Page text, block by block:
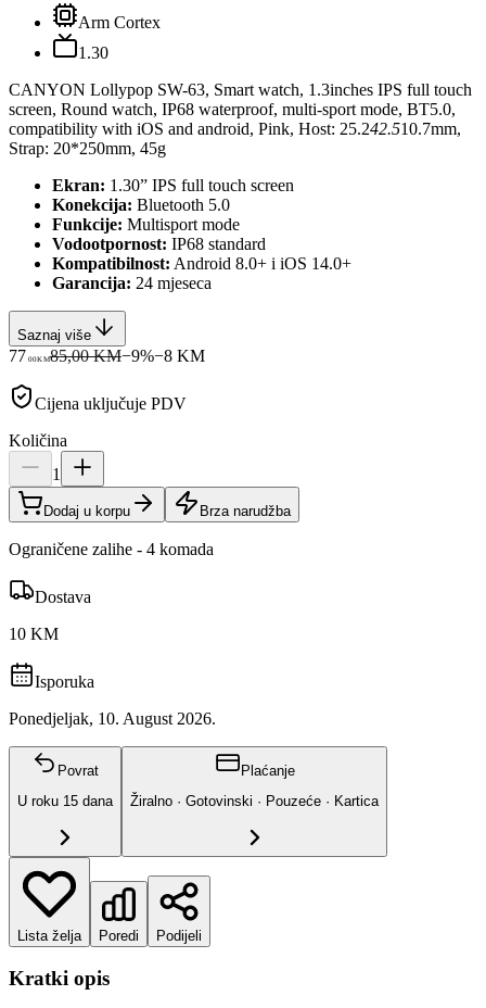
Arm Cortex
1.30
CANYON Lollypop SW-63, Smart watch, 1.3inches IPS full touch
screen, Round watch, IP68 waterproof, multi-sport mode, BT5.0,
compatibility with iOS and android, Pink, Host: 25.242.510.7mm,
Strap: 20*250mm, 45g
Ekran: 1.30” IPS full touch screen
Konekcija: Bluetooth 5.0
Funkcije: Multisport mode
Vodootpornost: IP68 standard
Kompatibilnost: Android 8.0+ i iOS 14.0+
Garancija: 24 mjeseca
Saznaj više
77 00KM85,00 KM−9%−8KM
Cijena uključuje PDV
Količina
1
Dodaj u korpu Brza narudžba
Ograničene zalihe - 4 komada
Dostava
10 KM
Isporuka
Ponedjeljak, 10. August 2026.
Povrat
U roku 15 dana
Plaćanje
Žiralno · Gotovinski · Pouzeće · Kartica
Lista želja Poredi Podijeli
Kratki opis